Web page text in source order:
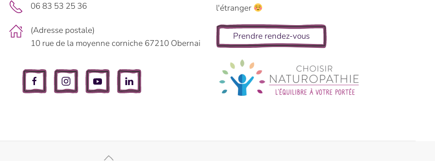
06 83 53 25 36
(Adresse postale)
10 rue de la moyenne corniche 67210 Obernai
l'étranger
Prendre rendez-vous